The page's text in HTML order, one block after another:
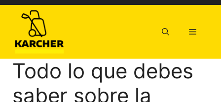
Saltar
contenido
Menú
Todo lo que debes
saber sobre la